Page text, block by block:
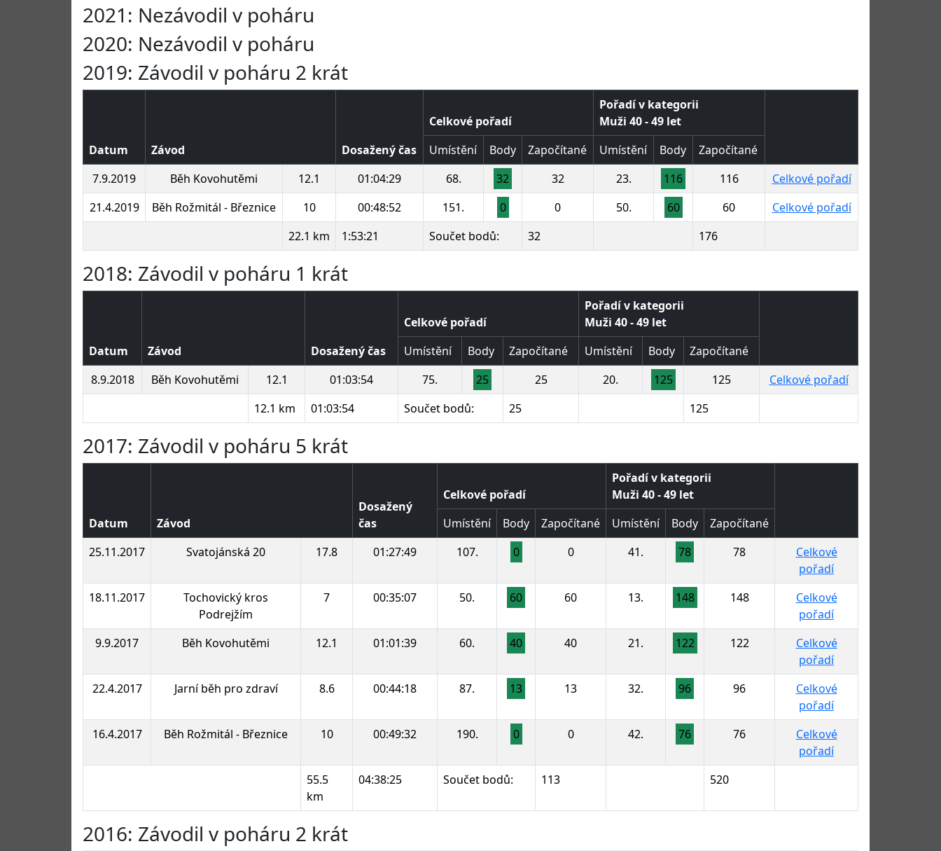
2021: Nezávodil v poháru
2020: Nezávodil v poháru
2019: Závodil v poháru 2 krát
Datum Závod Dosažený čas
Celkové pořadí
Pořadí v kategorii
Muži 40 - 49 let
Umístění
Body Započítané Umístění Body
Započítané
7.9.2019
Běh Kovohutěmi 12.1 01:04:29 68. 32 32 23. 116 116
Celkové pořadí
21.4.2019
Běh Rožmitál - Březnice 10 00:48:52 151. 0 0 50. 60 60
Celkové pořadí
22.1 km
1:53:21 Součet bodů: 32 176
2018: Závodil v poháru 1 krát
Datum Závod Dosažený čas
Celkové pořadí
Pořadí v kategorii
Muži 40 - 49 let
Umístění
Body Započítané Umístění Body
Započítané
8.9.2018
Běh Kovohutěmi 12.1 01:03:54 75. 25 25 20. 125 125
Celkové pořadí
12.1 km
01:03:54 Součet bodů: 25 125
2017: Závodil v poháru 5 krát
Datum Závod
Dosažený
čas
Celkové pořadí
Pořadí v kategorii
Muži 40 - 49 let
Umístění
Body Započítané Umístění Body
Započítané
25.11.2017
Svatojánská 20 17.8 01:27:49 107. 0 0 41. 78 78
Celkové
pořadí
18.11.2017
Tochovický kros
Podrejžím
7 00:35:07 50. 60 60 13. 148 148
Celkové
pořadí
9.9.2017
Běh Kovohutěmi 12.1 01:01:39 60. 40 40 21. 122 122
Celkové
pořadí
22.4.2017
Jarní běh pro zdraví 8.6 00:44:18 87. 13 13 32. 96 96
Celkové
pořadí
16.4.2017
Běh Rožmitál - Březnice 10 00:49:32 190. 0 0 42. 76 76
Celkové
pořadí
55.5
km
04:38:25 Součet bodů: 113 520
2016: Závodil v poháru 2 krát